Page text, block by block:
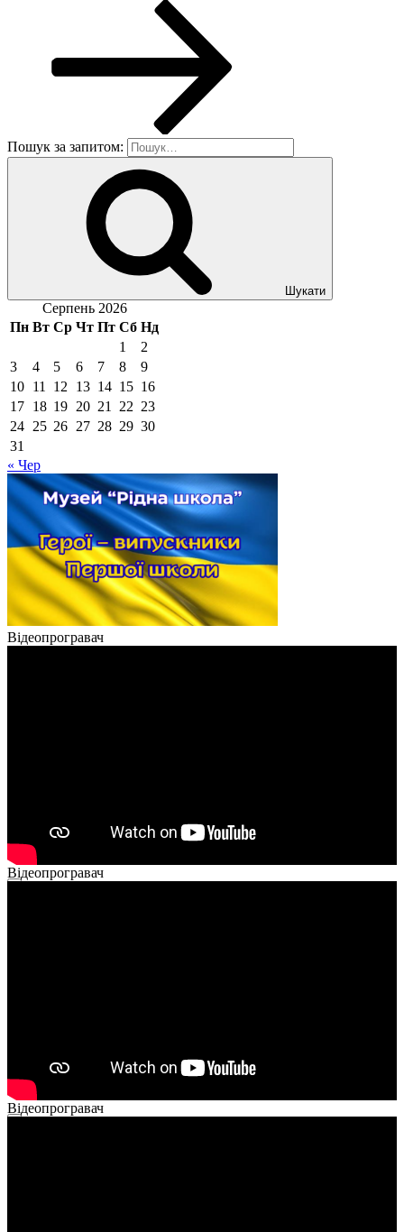
Пошук за запитом:
Шукати
Серпень 2026
Пн Вт Ср Чт Пт Сб Нд
1
2
3
4 5 6 7 8
9
10 11 12 13 14 15 16
17 18 19 20 21 22 23
24 25 26 27 28 29 30
31
« Чер
Відеопрогравач
Відеопрогравач
Відеопрогравач